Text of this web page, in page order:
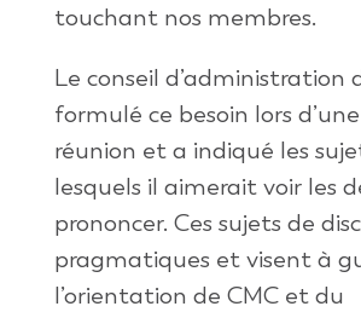
touchant nos membres.
Le conseil d’administration
formulé ce besoin lors
réunion et a indiqué les
lesquels il aimerait voir les
prononcer. Ces sujets de
pragmatiques et visent à
l’orientation de CMC et du